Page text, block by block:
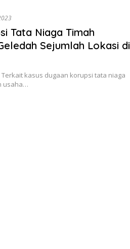
Tata Niaga Timah
Sejumlah Lokasi di
Terkait kasus dugaan korupsi tata niaga
usaha…